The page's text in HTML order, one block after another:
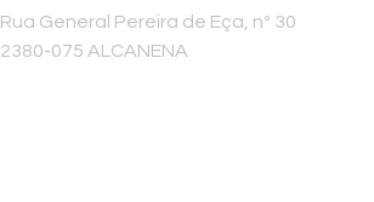
Rua General Pereira de Eça, nº 30
2380-075 ALCANENA